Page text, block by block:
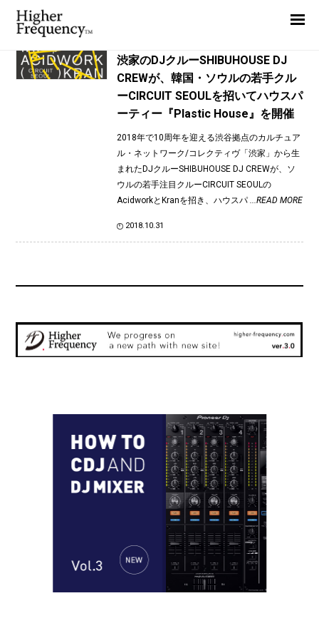
TAG: SHIBUHOUSE DJ CREW
渋家のDJクルーSHIBUHOUSE DJ
CREWが、韓国・ソウルの若手クル
ーCIRCUIT SEOULを招いてハウスパ
ーティー『Plastic House』を開催
2018年で10周年を迎える渋谷拠点のカルチュア
ル・ネットワーク/コレクティヴ「渋家」から生
まれたDJクルーSHIBUHOUSE DJ CREWが、ソ
ウルの若手注目クルーCIRCUIT SEOULの
AcidworkとKranを招き、ハウスパ...READ MORE
2018.10.31
News
Interview
Highlight
Report